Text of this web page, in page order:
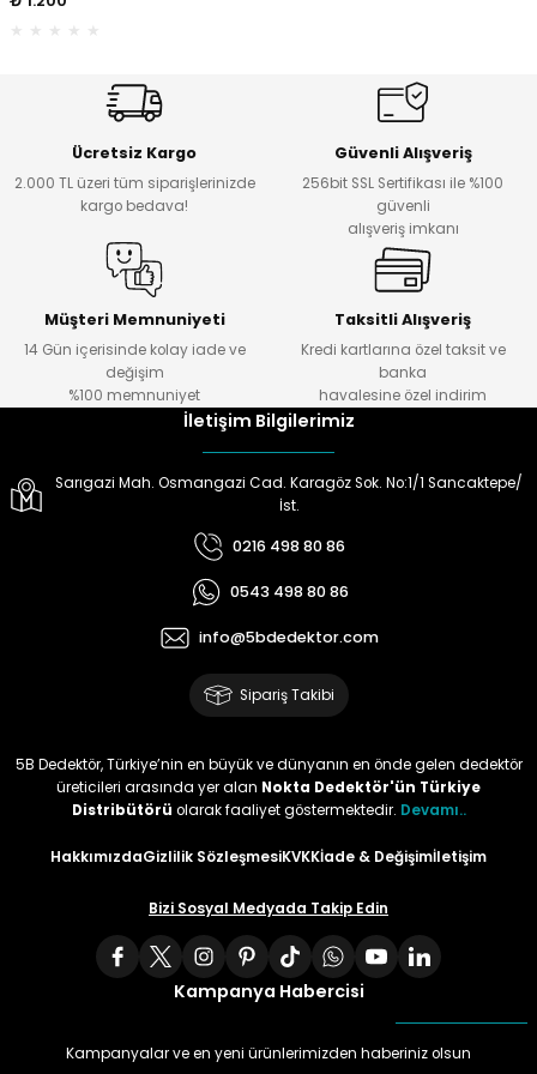
Ücretsiz Kargo
2.000 TL üzeri tüm siparişlerinizde
kargo bedava!
Güvenli Alışveriş
256bit SSL Sertifikası ile %100
güvenli
alışveriş imkanı
Müşteri Memnuniyeti
14 Gün içerisinde kolay iade ve
değişim
%100 memnuniyet
Taksitli Alışveriş
Kredi kartlarına özel taksit ve
banka
havalesine özel indirim
İletişim Bilgilerimiz
Sarıgazi Mah. Osmangazi Cad. Karagöz Sok. No:1/1 Sancaktepe/
İst.
0216 498 80 86
0543 498 80 86
info@5bdedektor.com
Sipariş Takibi
5B Dedektör, Türkiye’nin en büyük ve dünyanın en önde gelen dedektör
üreticileri arasında yer alan Nokta Dedektör'ün Türkiye
Distribütörü olarak faaliyet göstermektedir. Devamı..
HakkımızdaGizlilik SözleşmesiKVKKİade & Değişimİletişim
Bizi Sosyal Medyada Takip Edin
Kampanya Habercisi
Kampanyalar ve en yeni ürünlerimizden haberiniz olsun
Başlıkları
Başlıkları